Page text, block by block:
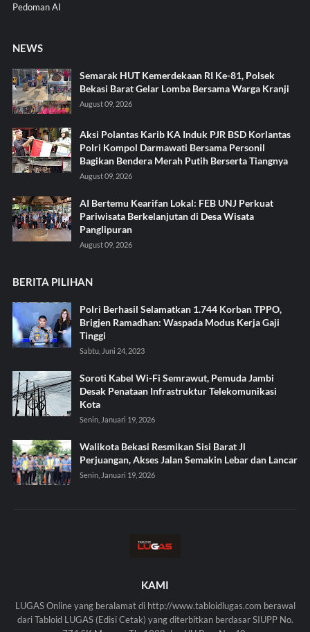
Pedoman AI
NEWS
Semarak HUT Kemerdekaan RI Ke-81, Polsek
Bekasi Barat Gelar Lomba Bersama Warga Kranji
August 09, 2026
Aksi Polantas Karib KA Induk PJR BSD Korlantas
Polri Kompol Darmawati Bersama Personil
Bagikan Bendera Merah Putih Berserta Tiangnya
August 09, 2026
AI Bertemu Kearifan Lokal: FEB UNJ Perkuat
Pariwisata Berkelanjutan di Desa Wisata
Panglipuran
August 09, 2026
BERITA PILIHAN
Polri Berhasil Selamatkan 1.744 Korban TPPO,
Brigjen Ramadhan: Waspada Modus Kerja Gaji
Tinggi
Sabtu, Juni 24, 2023
Soroti Kabel Wi-Fi Semrawut, Pemuda Jambi
Desak Penataan Infrastruktur Telekomunikasi
Kota
Senin, Januari 19, 2026
Walikota Bekasi Resmikan Sisi Barat Jl
Perjuangan, Akses Jalan Semakin Lebar dan Lancar
Senin, Januari 19, 2026
KAMI
LUGAS Online yang beralamat di http://www.tabloidlugas.com berawal
dari Tabloid LUGAS (Edisi Cetak) yang diterbitkan berdasar SIUPP No.